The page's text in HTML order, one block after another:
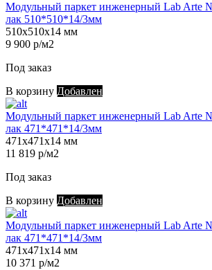
Модульный паркет инженерный Lab Arte
лак 510*510*14/3мм
510х510х14 мм
9 900 р/м2
Под заказ
В корзину Добавлен
Модульный паркет инженерный Lab Arte
лак 471*471*14/3мм
471х471х14 мм
11 819 р/м2
Под заказ
В корзину Добавлен
Модульный паркет инженерный Lab Arte
лак 471*471*14/3мм
471х471х14 мм
10 371 р/м2